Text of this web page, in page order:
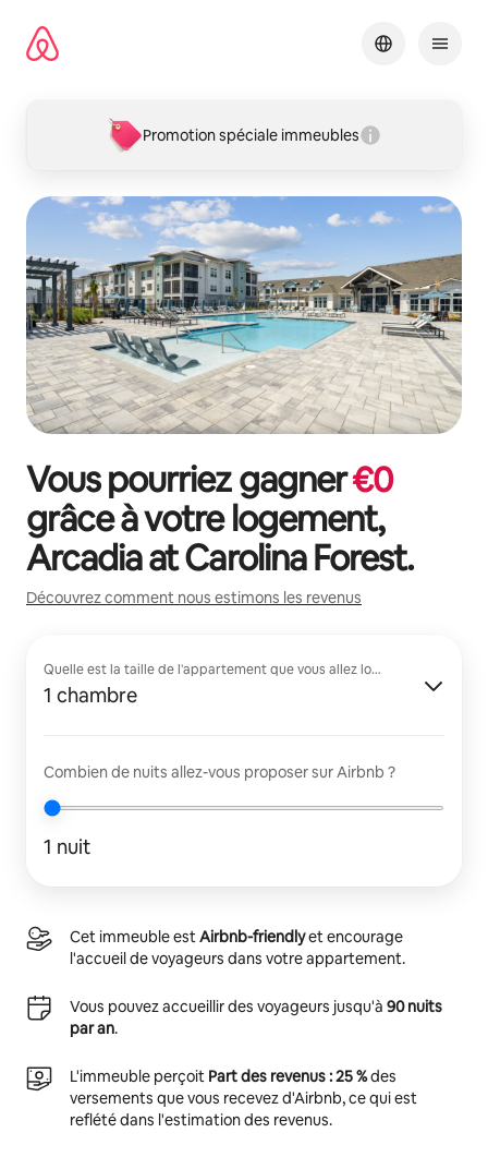
directement
Promotion spéciale immeubles
Vous pourriez gagner€0
grâce à votre logement,
Arcadia at Carolina Forest.
Découvrez comment nous estimons les revenus
Quelle est la taille de l'appartement que vous allez louer ?
1 chambre
Combien de nuits allez-vous proposer sur Airbnb ?
1 nuit
Cet immeuble estAirbnb-friendlyet encourage
l'accueil de voyageurs dans votre appartement.
Vous pouvez accueillir des voyageurs jusqu'à 90 nuits
par an.
L'immeuble perçoit Part des revenus : 25 %des
versements que vous recevez d'Airbnb, ce qui est
reflété dans l'estimation des revenus.